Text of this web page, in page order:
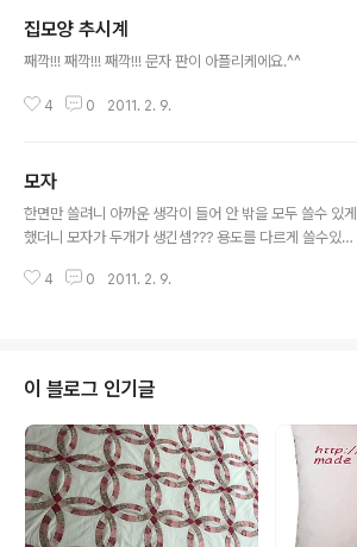
집모양 추시계
째깍!!! 째깍!!! 째깍!!! 문자 판이 아플리케에요.^^
4 0 2011. 2. 9.
모자
한면만 쓸려니 아까운 생각이 들어 안 밖을 모두 쓸수 있게
했더니 모자가 두개가 생긴셈??? 용도를 다르게 쓸수있어
4 0 2011. 2. 9.
이 블로그 인기글